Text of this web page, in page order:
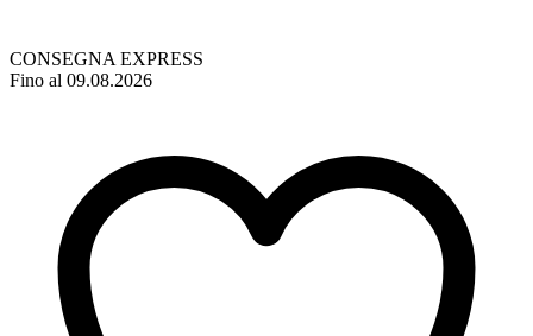
CONSEGNA EXPRESS
Fino al 09.08.2026